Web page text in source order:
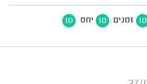
10 זמנים 10 יחס 10